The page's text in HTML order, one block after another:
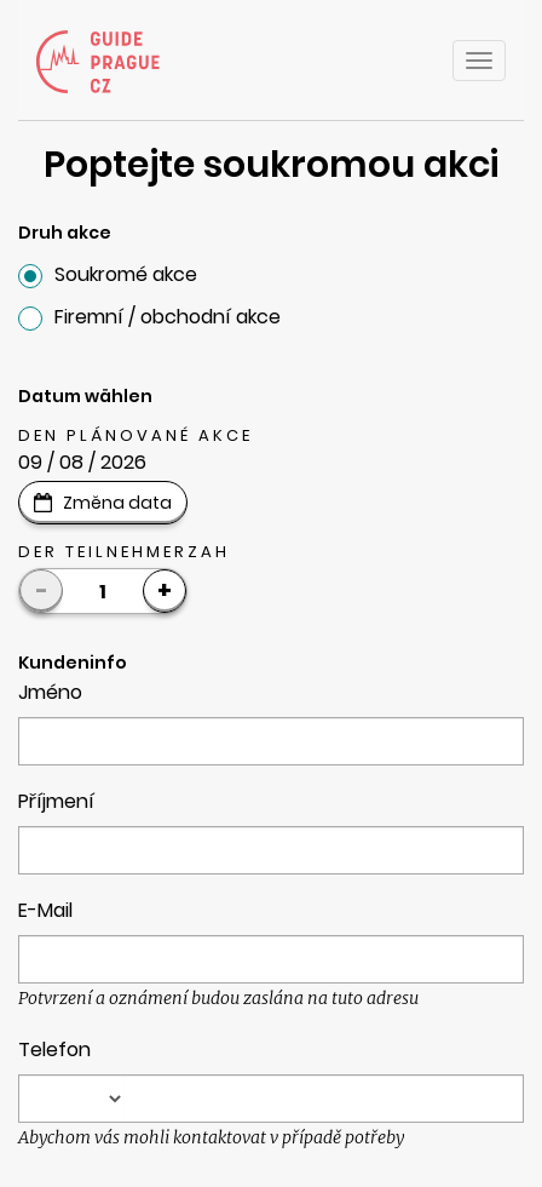
Toggle
Poptejte soukromou akci
Druh akce
Soukromé akce
Firemní / obchodní akce
Datum wählen
DEN PLÁNOVANÉ AKCE
09 / 08 / 2026
Změna data
DER TEILNEHMERZAH
- 1 +
Kundeninfo
Jméno
Příjmení
E-Mail
Potvrzení a oznámení budou zaslána na tuto adresu
Telefon
Abychom vás mohli kontaktovat v případě potřeby